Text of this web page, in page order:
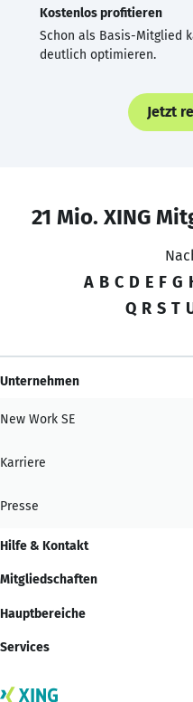
Kostenlos profitieren
Schon als Basis-Mitglied
deutlich optimieren.
Jetzt
21 Mio. XING
A B C D E F G
Q R S T
Unternehmen
New Work SE
Karriere
Presse
Hilfe & Kontakt
Mitgliedschaften
Hauptbereiche
Services